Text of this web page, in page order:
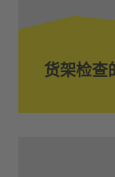
货架检查